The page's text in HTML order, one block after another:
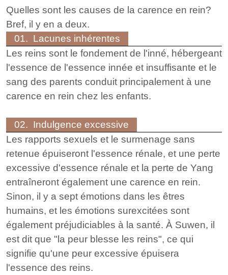
Quelles sont les causes de la carence en rein?
Bref, il y en a deux.
01. Lacunes inhérentes
Les reins sont le fondement de l'inné, hébergeant
l'essence de l'essence innée et insuffisante et le
sang des parents conduit principalement à une
carence en rein chez les enfants.
02. Indulgence excessive
Les rapports sexuels et le surmenage sans
retenue épuiseront l'essence rénale, et une perte
excessive d'essence rénale et la perte de Yang
entraîneront également une carence en rein.
Sinon, il y a sept émotions dans les êtres
humains, et les émotions surexcitées sont
également préjudiciables à la santé. À Suwen, il
est dit que "la peur blesse les reins", ce qui
signifie qu'une peur excessive épuisera
l'essence des reins.